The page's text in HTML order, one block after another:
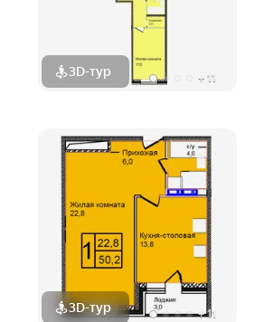
3D-тур + 11
3D-тур +11